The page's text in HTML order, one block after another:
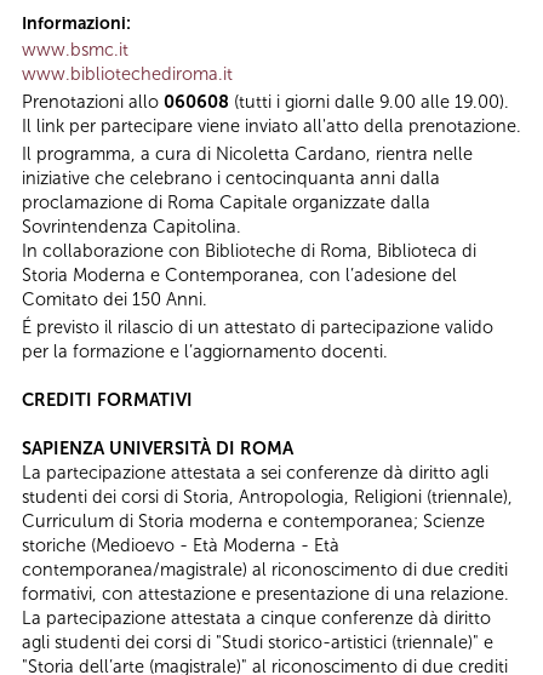
Informazioni:
www.bsmc.it
www.bibliotechediroma.it
Prenotazioni allo 060608 (tutti i giorni dalle 9.00 alle 19.00).
Il link per partecipare viene inviato all'atto della prenotazione.
Il programma, a cura di Nicoletta Cardano, rientra nelle
iniziative che celebrano i centocinquanta anni dalla
proclamazione di Roma Capitale organizzate dalla
Sovrintendenza Capitolina.
In collaborazione con Biblioteche di Roma, Biblioteca di
Storia Moderna e Contemporanea, con l’adesione del
Comitato dei 150 Anni.
É previsto il rilascio di un attestato di partecipazione valido
per la formazione e l’aggiornamento docenti.
CREDITI FORMATIVI
SAPIENZA UNIVERSITÀ DI ROMA
La partecipazione attestata a sei conferenze dà diritto agli
studenti dei corsi di Storia, Antropologia, Religioni (triennale),
Curriculum di Storia moderna e contemporanea; Scienze
storiche (Medioevo - Età Moderna - Età
contemporanea/magistrale) al riconoscimento di due crediti
formativi, con attestazione e presentazione di una relazione.
​La partecipazione attestata a cinque conferenze dà diritto
agli studenti dei corsi di "Studi storico-artistici (triennale)" e
"Storia dell’arte (magistrale)" al riconoscimento di due crediti